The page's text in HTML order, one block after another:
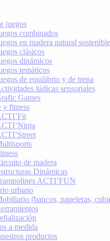
juegos
combinados
en madera natural sostenible
clásicos
dinámicos
temáticos
de equilibrio y de trepa
lúdicas sensoriales
Games
y fitness
de madera
Dinámicas
ACTI’FUN
urbano
(bancos, papeleras,
a medida
productos